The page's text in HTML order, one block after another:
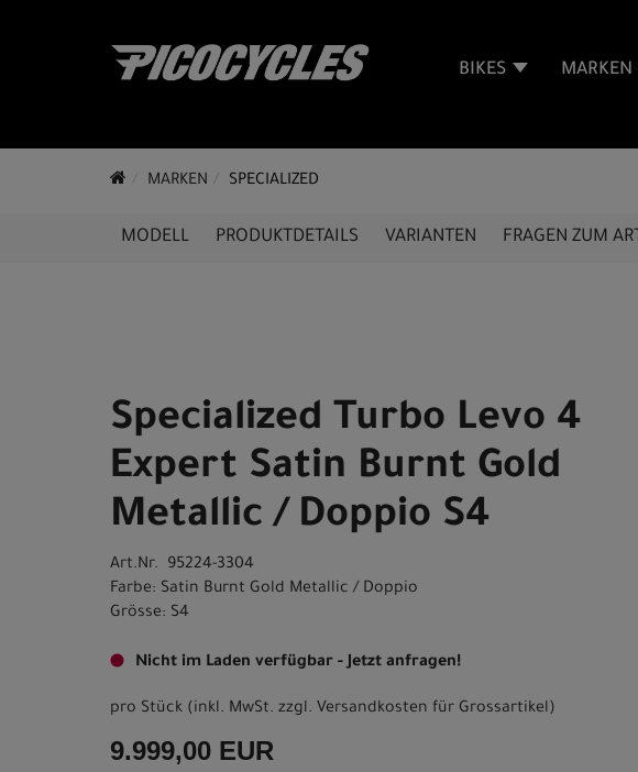
BIKES MARKEN
MARKEN SPECIALIZED
MODELL PRODUKTDETAILS VARIANTEN FRAGEN ZUM
Specialized Turbo Levo 4
Expert Satin Burnt Gold
Metallic / Doppio S4
Art.Nr. 95224-3304
Farbe: Satin Burnt Gold Metallic / Doppio
Grösse: S4
Nicht im Laden verfügbar - Jetzt anfragen!
pro Stück (inkl. MwSt. zzgl. Versandkosten für Grossartikel)
9.999,00 EUR